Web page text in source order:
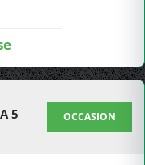
5
OCCASION